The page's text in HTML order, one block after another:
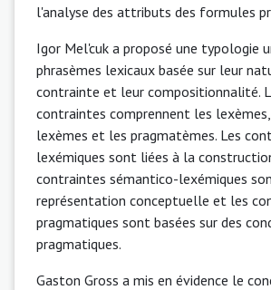
l'analyse des attributs des formules
Igor Mel'cuk a proposé une typologie
phrasèmes lexicaux basée sur leur
contrainte et leur compositionnalité.
contraintes comprennent les
lexèmes et les pragmatèmes. Les
lexémiques sont liées à la
contraintes sémantico-lexémiques
représentation conceptuelle et les
pragmatiques sont basées sur des
pragmatiques.
Gaston Gross a mis en évidence le